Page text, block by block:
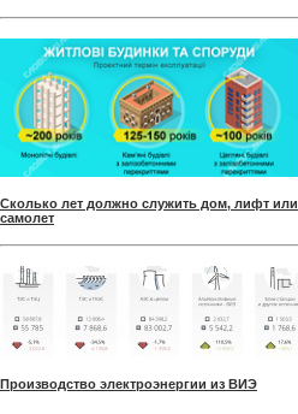
Сколько лет должно служить дом, лифт или
самолет
Производство электроэнергии из ВИЭ